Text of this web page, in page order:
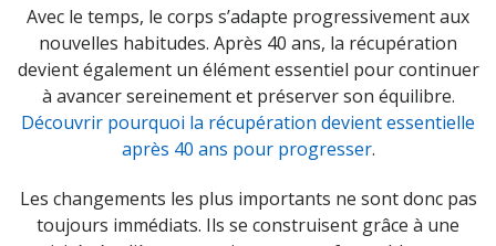
Avec le temps, le corps s’adapte progressivement aux
nouvelles habitudes. Après 40 ans, la récupération
devient également un élément essentiel pour continuer
à avancer sereinement et préserver son équilibre.
Découvrir pourquoi la récupération devient essentielle
après 40 ans pour progresser.
Les changements les plus importants ne sont donc pas
toujours immédiats. Ils se construisent grâce à une